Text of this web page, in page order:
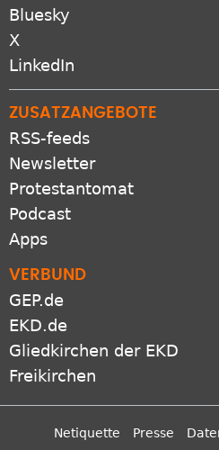
Bluesky
X
LinkedIn
ZUSATZANGEBOTE
RSS-feeds
Newsletter
Protestantomat
Podcast
Apps
VERBUND
GEP.de
EKD.de
Gliedkirchen der EKD
Freikirchen
Netiquette Presse